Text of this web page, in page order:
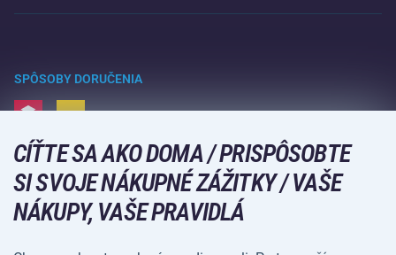
Raketové športy
Voľný čas a zábava
Kempovanie a turistika
Bojové športy
Bicykle a kolobežky
Lopové športy
Doprava a platba
SPÔSOBY DORUČENIA
SPÔSOBY PLATBY
CÍŤTE SA AKO DOMA / PRISPÔSOBTE
SI SVOJE NÁKUPNÉ ZÁŽITKY / VAŠE
NÁKUPY, VAŠE PRAVIDLÁ